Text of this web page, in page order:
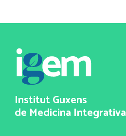
Institut Guxens
de Medicina Integrativa